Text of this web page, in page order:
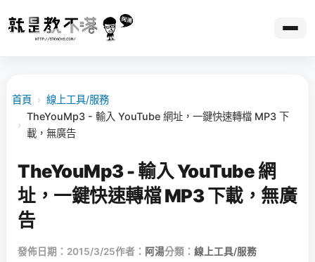
首頁 › 線上工具/服務
›
TheYouMp3 - 輸入 YouTube 網址，一鍵快速轉檔 MP3 下
載，無廣告
TheYouMp3 - 輸入 YouTube 網
址，一鍵快速轉檔 MP3 下載，無廣
告
發佈日期：2015/3/25作者： 阿湯分類： 線上工具/服務